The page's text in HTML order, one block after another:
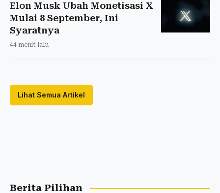
Elon Musk Ubah Monetisasi X
Mulai 8 September, Ini
Syaratnya
44 menit lalu
Lihat Semua Artikel
Berita Pilihan